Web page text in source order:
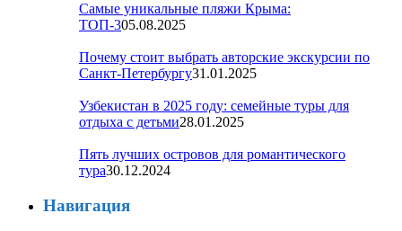
Самые уникальные пляжи Крыма:
ТОП-305.08.2025
Почему стоит выбрать авторские экскурсии по
Санкт-Петербургу31.01.2025
Узбекистан в 2025 году: семейные туры для
отдыха с детьми28.01.2025
Пять лучших островов для романтического
тура30.12.2024
Навигация